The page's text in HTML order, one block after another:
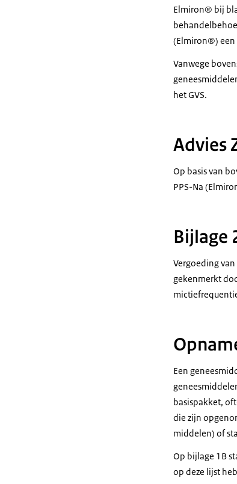
Elmiron® bij
(Elmiron®) een
Vanwege
het GVS.
Advies
Op basis van
PPS-Na
Bijlage
Vergoeding
gekenmerkt
Een
basispakket,
die zijn
middelen) of
Op bijlage 1B
op deze lijst